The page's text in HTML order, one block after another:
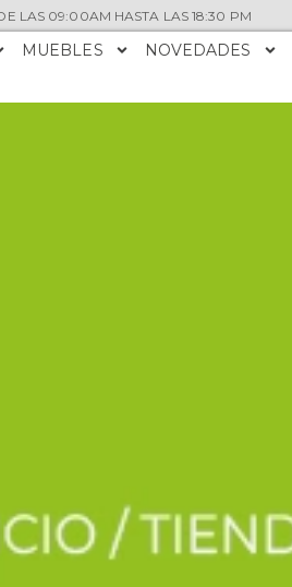
LAS 09:00AM HASTA LAS 18:30 PM
MUEBLES NOVEDADES